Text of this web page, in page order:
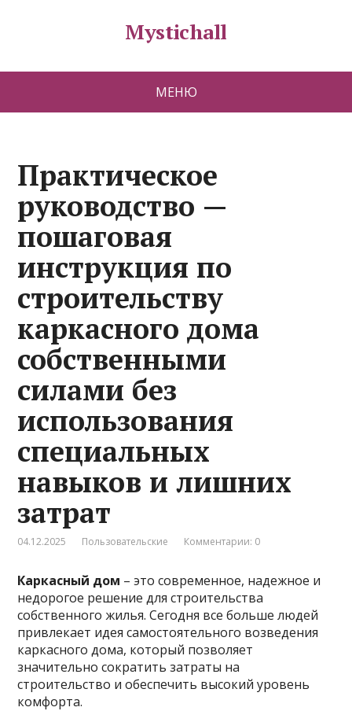
Mystichall
МЕНЮ
Практическое
руководство —
пошаговая
инструкция по
строительству
каркасного дома
собственными
силами без
использования
специальных
навыков и лишних
затрат
04.12.2025 Пользовательские Комментарии: 0
Каркасный дом – это современное, надежное и
недорогое решение для строительства
собственного жилья. Сегодня все больше людей
привлекает идея самостоятельного возведения
каркасного дома, который позволяет
значительно сократить затраты на
строительство и обеспечить высокий уровень
комфорта.